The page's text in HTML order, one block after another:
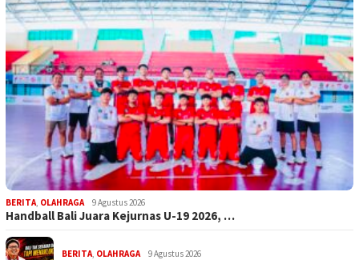
BERITA, OLAHRAGA 9 Agustus 2026
Handball Bali Juara Kejurnas U-19 2026, …
BERITA, OLAHRAGA 9 Agustus 2026